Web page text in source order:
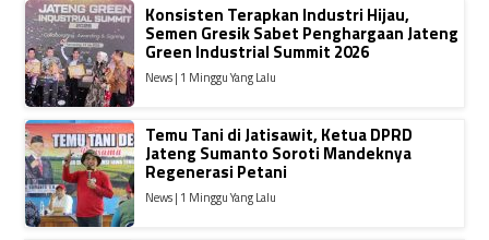
Konsisten Terapkan Industri Hijau,
Semen Gresik Sabet Penghargaan Jateng
Green Industrial Summit 2026
News | 1 Minggu Yang Lalu
Temu Tani di Jatisawit, Ketua DPRD
Jateng Sumanto Soroti Mandeknya
Regenerasi Petani
News | 1 Minggu Yang Lalu